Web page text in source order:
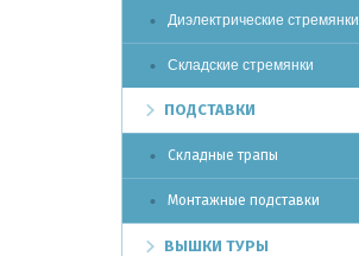
Диэлектрические стремянки
Складские стремянки
ПОДСТАВКИ
Складные трапы
Монтажные подставки
ВЫШКИ ТУРЫ